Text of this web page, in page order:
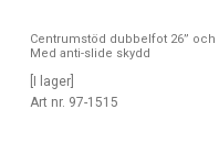
Centrumstöd dubbelfot 26” och
Med anti-slide skydd
[I lager]
Art nr. 97-1515